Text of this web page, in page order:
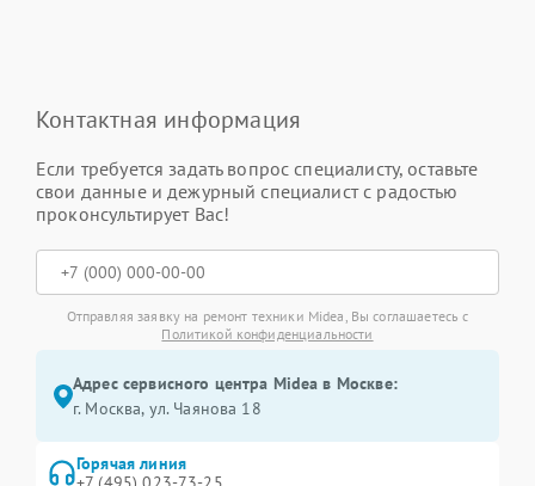
Контактная информация
Если требуется задать вопрос специалисту, оставьте
свои данные и дежурный специалист с радостью
проконсультирует Вас!
Отправляя заявку на ремонт техники Midea, Вы соглашаетесь с
Политикой конфиденциальности
Адрес сервисного центра Midea в Москве:
г. Москва, ул. Чаянова 18
Горячая линия